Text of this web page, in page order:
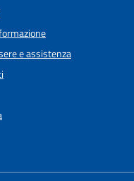
e assistenza